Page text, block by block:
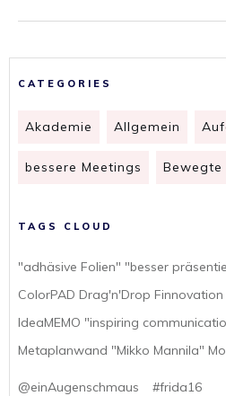
CATEGORIES
Akademie Allgemein
bessere Meetings Bewegte
TAGS CLOUD
"adhäsive Folien" "besser
ColorPAD Drag'n'Drop
IdeaMEMO "inspiring
Metaplanwand "Mikko Mannila"
@einAugenschmaus #frida16